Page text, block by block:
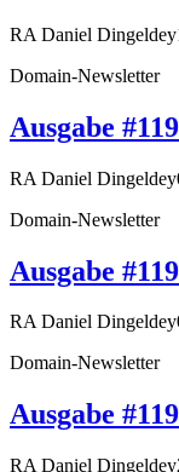
RA Daniel Dingeldey
Domain-Newsletter
Ausgabe
RA Daniel Dingeldey
Domain-Newsletter
Ausgabe
RA Daniel Dingeldey
Domain-Newsletter
Ausgabe
RA Daniel Dingeldey